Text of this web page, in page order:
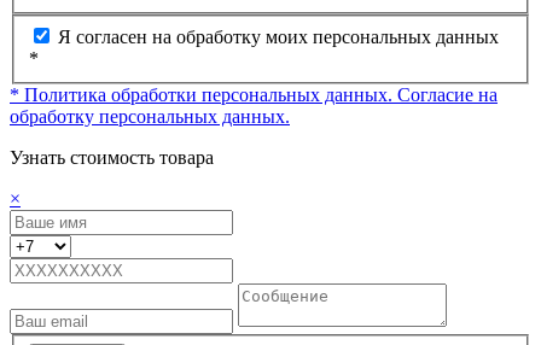
Я согласен на обработку моих персональных данных
*
* Политика обработки персональных данных. Согласие на
обработку персональных данных.
Узнать стоимость товара
×